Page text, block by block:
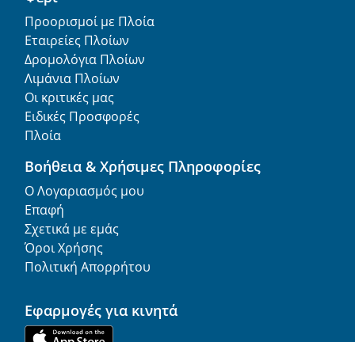
Προορισμοί με Πλοία
Εταιρείες Πλοίων
Δρομολόγια Πλοίων
Λιμάνια Πλοίων
Οι κριτικές μας
Ειδικές Προσφορές
Πλοία
Βοήθεια & Χρήσιμες Πληροφορίες
Ο Λογαριασμός μου
Επαφή
Σχετικά με εμάς
Όροι Χρήσης
Πολιτική Απορρήτου
Εφαρμογές για κινητά